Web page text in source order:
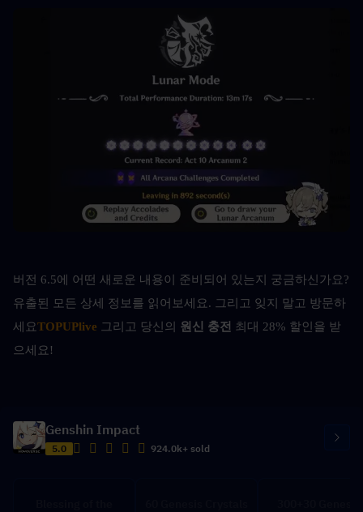
버전 6.5에 어떤 새로운 내용이 준비되어 있는지 궁금하신가요?
유출된 모든 상세 정보를 읽어보세요. 그리고 잊지 말고 방문하
세요TOPUPlive 그리고 당신의 원신 충전 최대 28% 할인을 받
으세요!
Genshin Impact
5.0 924.0k+ sold